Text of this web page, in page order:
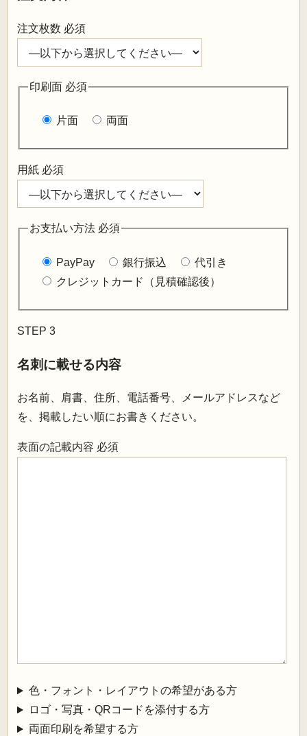
注文枚数 必須
印刷面 必須
片面 両面
用紙 必須
お支払い方法 必須
PayPay 銀行振込
代引き
クレジットカード（見積確認後）
STEP 3
名刺に載せる内容
お名前、肩書、住所、電話番号、メールアドレスなど
を、掲載したい順にお書きください。
表面の記載内容 必須
色・フォント・レイアウトの希望がある方
ロゴ・写真・QRコードを添付する方
両面印刷を希望する方